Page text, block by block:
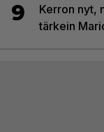
9
Kerron nyt,
tärkein